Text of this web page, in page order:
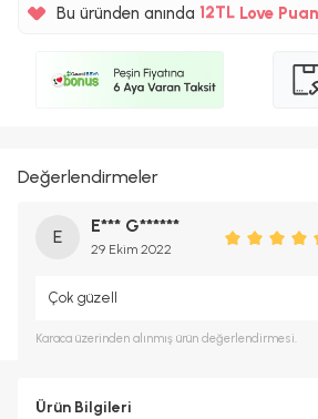
Bu üründen anında %5 Love Puan
Değerlendirmeler
E
E*** G******
29 Ekim 2022
Çok güzell
Karaca üzerinden alınmış ürün değerlendirmesi.
Ürün Bilgileri